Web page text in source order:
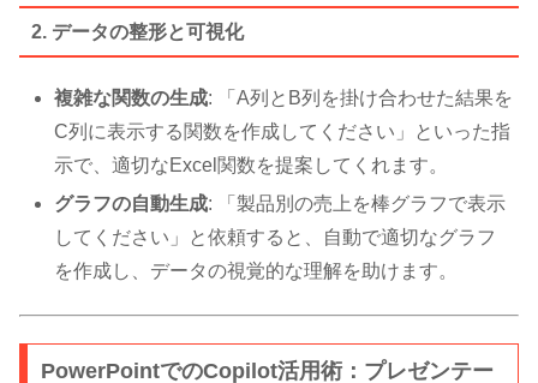
2. データの整形と可視化
複雑な関数の生成: 「A列とB列を掛け合わせた結果を
C列に表示する関数を作成してください」といった指
示で、適切なExcel関数を提案してくれます。
グラフの自動生成: 「製品別の売上を棒グラフで表示
してください」と依頼すると、自動で適切なグラフ
を作成し、データの視覚的な理解を助けます。
PowerPointでのCopilot活用術：プレゼンテー